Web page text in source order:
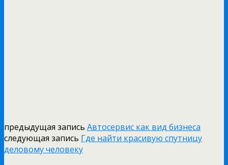
предыдущая запись Автосервис как вид бизнеса
следующая запись Где найти красивую спутницу
деловому человеку